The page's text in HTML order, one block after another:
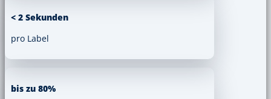
< 2 Sekunden
pro Label
bis zu 80%